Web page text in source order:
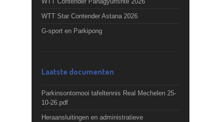
WTT Star Contender Astana 2026
G-sport en Parkipong
Laatste documenten
Parkinsontornooi tafeltennis Real Mechelen 25-
10-26.pdf
Heraansluitingen en administratieve